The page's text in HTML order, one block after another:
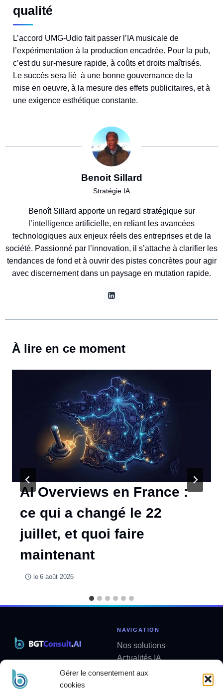
Gérer le consentement aux
cookies
qualité
L’accord UMG-Udio fait passer l’IA musicale de
l’expérimentation à la production encadrée. Pour la pub,
c’est du sur-mesure rapide, à coûts et droits maîtrisés.
Le succès sera lié à une bonne gouvernance de la
mise en oeuvre, à la mesure des effets publicitaires, et à
une exigence esthétique constante.
Benoit Sillard
Stratégie IA
Benoît Sillard apporte un regard stratégique sur
l’intelligence artificielle, en reliant les avancées
technologiques aux enjeux réels des entreprises et de la
société. Passionné par l’innovation, il s’attache à clarifier les
tendances de fond et à ouvrir des pistes concrètes pour agir
avec discernement dans un paysage en mutation rapide.
À lire en ce moment
AI Overviews en France :
ce qui a changé le 22
juillet, et quoi faire
maintenant
le 6 août 2026
contact@bgtconsult.ai
NAVIGATION
Nos solutions
Actualités IA
Analyses